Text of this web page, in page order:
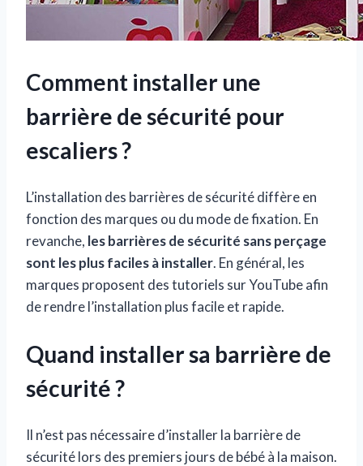
Comment installer une
barrière de sécurité pour
escaliers ?
L’installation des barrières de sécurité diffère en
fonction des marques ou du mode de fixation. En
revanche, les barrières de sécurité sans perçage
sont les plus faciles à installer. En général, les
marques proposent des tutoriels sur YouTube afin
de rendre l’installation plus facile et rapide.
Quand installer sa barrière de
sécurité ?
Il n’est pas nécessaire d’installer la barrière de
sécurité lors des premiers jours de bébé à la maison.